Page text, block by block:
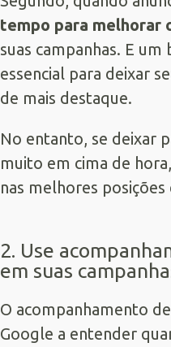
tempo para melhorar
suas campanhas. E
essencial para deixar
de mais destaque.
No entanto, se deixar
muito em cima de
nas melhores
2. Use
em suas
O acompanhamento
Google a entender